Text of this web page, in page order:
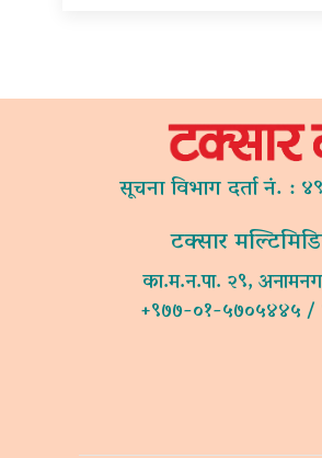
सूचना विभाग दर्ता नं. :
टक्सार
का.म.न.पा. २९,
+९७७-०१-५७०५४४५ /